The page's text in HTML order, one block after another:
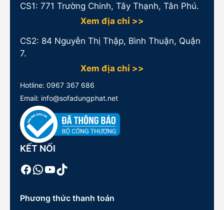
CS1: 771 Trường Chinh, Tây Thạnh, Tân Phú.
Xem địa chỉ >>
CS2: 84 Nguyễn Thị Thập, Bình Thuận, Quận
7.
Xem địa chỉ >>
Hotline: 0967 367 686
Email: info@sofadungphat.net
KẾT NỐI
Facebook
WhatsApp
Youtube
TikTok
Phương thức thanh toán